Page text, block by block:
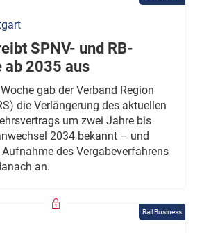
SPNV- und RB-
ab 2035 aus
gab der Verband Region
die Verlängerung des aktuellen
um zwei Jahre bis
2034 bekannt – und
des Vergabeverfahrens
an.
Rail Business